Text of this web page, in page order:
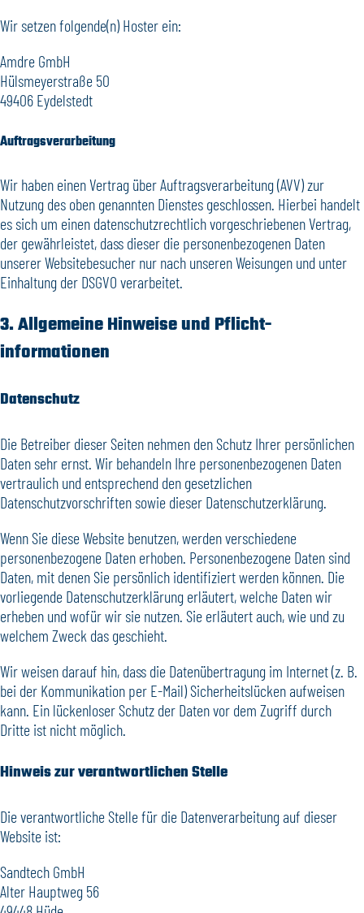
Wir setzen folgende(n) Hoster ein:
Amdre GmbH
Hülsmeyerstraße 50
49406 Eydelstedt
Auftragsverarbeitung
Wir haben einen Vertrag über Auftragsverarbeitung (AVV) zur
Nutzung des oben genannten Dienstes geschlossen. Hierbei handelt
es sich um einen datenschutzrechtlich vorgeschriebenen Vertrag,
der gewährleistet, dass dieser die personenbezogenen Daten
unserer Websitebesucher nur nach unseren Weisungen und unter
Einhaltung der DSGVO verarbeitet.
3. Allgemeine Hinweise und Pflicht­
informationen
Datenschutz
Die Betreiber dieser Seiten nehmen den Schutz Ihrer persönlichen
Daten sehr ernst. Wir behandeln Ihre personenbezogenen Daten
vertraulich und entsprechend den gesetzlichen
Datenschutzvorschriften sowie dieser Datenschutzerklärung.
Wenn Sie diese Website benutzen, werden verschiedene
personenbezogene Daten erhoben. Personenbezogene Daten sind
Daten, mit denen Sie persönlich identifiziert werden können. Die
vorliegende Datenschutzerklärung erläutert, welche Daten wir
erheben und wofür wir sie nutzen. Sie erläutert auch, wie und zu
welchem Zweck das geschieht.
Wir weisen darauf hin, dass die Datenübertragung im Internet (z. B.
bei der Kommunikation per E-Mail) Sicherheitslücken aufweisen
kann. Ein lückenloser Schutz der Daten vor dem Zugriff durch
Dritte ist nicht möglich.
Hinweis zur verantwortlichen Stelle
Die verantwortliche Stelle für die Datenverarbeitung auf dieser
Website ist:
Sandtech GmbH
Alter Hauptweg 56